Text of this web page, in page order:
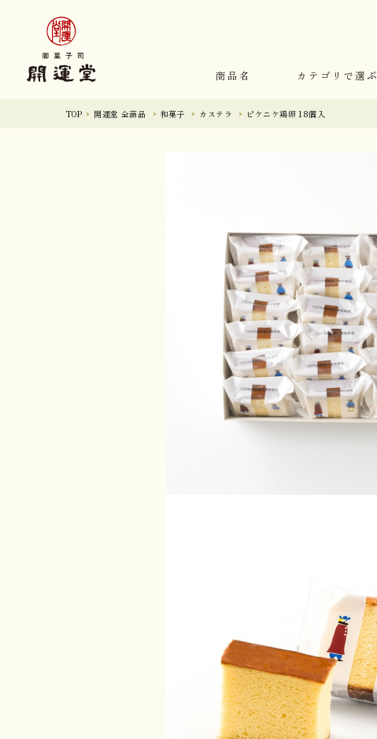
商品名 カテゴリで選ぶ
TOP 開運堂 全商品 和菓子 カステラ ピケニケ鶏卵 18個入